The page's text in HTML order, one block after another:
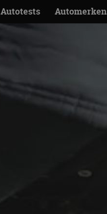
Autotests Automerken